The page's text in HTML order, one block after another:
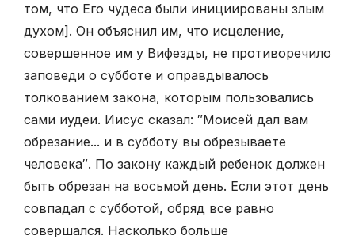
том, что Его чудеса были инициированы злым
духом]. Он объяснил им, что исцеление,
совершенное им у Вифезды, не противоречило
заповеди о субботе и оправдывалось
толкованием закона, которым пользовались
сами иудеи. Иисус сказал: ″Моисей дал вам
обрезание... и в субботу вы обрезываете
человека″. По закону каждый ребенок должен
быть обрезан на восьмой день. Если этот день
совпадал с субботой, обряд все равно
совершался. Насколько больше